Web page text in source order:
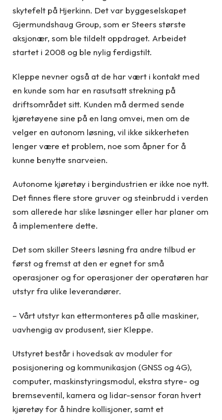
skytefelt på Hjerkinn. Det var byggeselskapet
Gjermundshaug Group, som er Steers største
aksjonær, som ble tildelt oppdraget. Arbeidet
startet i 2008 og ble nylig ferdigstilt.
Kleppe nevner også at de har vært i kontakt med
en kunde som har en rasutsatt strekning på
driftsområdet sitt. Kunden må dermed sende
kjøretøyene sine på en lang omvei, men om de
velger en autonom løsning, vil ikke sikkerheten
lenger være et problem, noe som åpner for å
kunne benytte snarveien.
Autonome kjøretøy i bergindustrien er ikke noe nytt.
Det finnes flere store gruver og steinbrudd i verden
som allerede har slike løsninger eller har planer om
å implementere dette.
Det som skiller Steers løsning fra andre tilbud er
først og fremst at den er egnet for små
operasjoner og for operasjoner der operatøren har
utstyr fra ulike leverandører.
– Vårt utstyr kan ettermonteres på alle maskiner,
uavhengig av produsent, sier Kleppe.
Utstyret består i hovedsak av moduler for
posisjonering og kommunikasjon (GNSS og 4G),
computer, maskinstyringsmodul, ekstra styre- og
bremseventil, kamera og lidar-sensor foran hvert
kjøretøy for å hindre kollisjoner, samt et